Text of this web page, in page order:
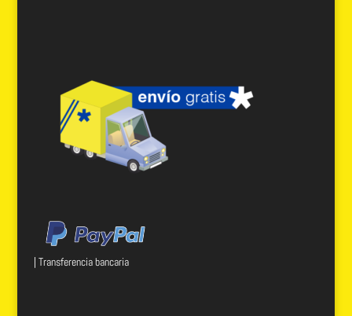
| Transferencia bancaria